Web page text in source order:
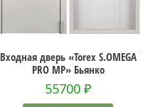
Входная дверь «Torex S.OMEGA
PRO MP» Бьянко
55700 ₽